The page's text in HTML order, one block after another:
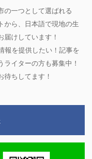
の一つとして選ばれる
から、日本語で現地の生
届けしています！
報を提供したい！記事を
ライターの方も募集中！
待ちしてます！